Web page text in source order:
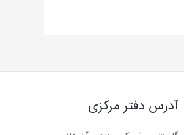
آدرس دفتر مرکزی